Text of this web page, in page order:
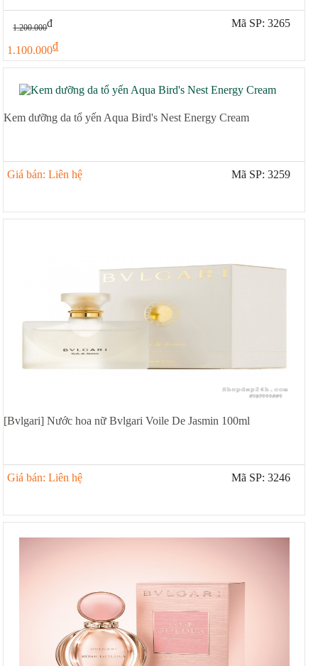
1.200.000đ
1.100.000đ
Mã SP: 3265
Kem dưỡng da tổ yến Aqua Bird's Nest Energy Cream
Giá bán: Liên hệ Mã SP: 3259
[Bvlgari] Nước hoa nữ Bvlgari Voile De Jasmin 100ml
Giá bán: Liên hệ Mã SP: 3246